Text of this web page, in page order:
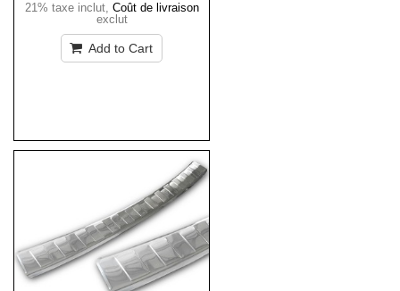
21% taxe inclut, Coût de livraison
exclut
Add to Cart